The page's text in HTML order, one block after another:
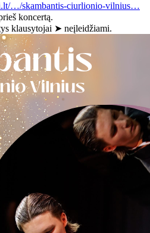
…/skambantis-ciurlionio-vilnius…
koncertą.
klausytojai ➤ neįleidžiami.